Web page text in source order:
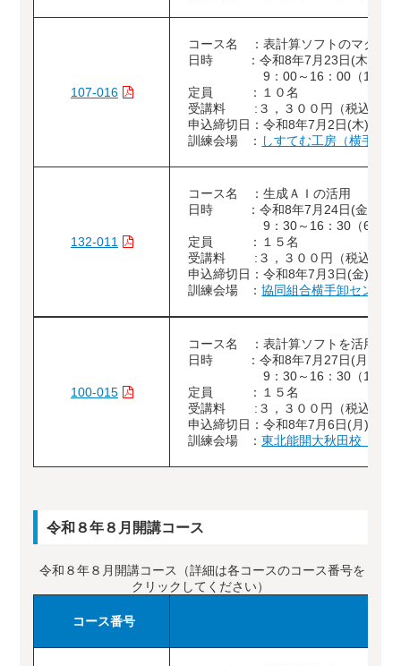
107-016
コース名 ：表計算ソフトのマクロ
日時 ：令和8年7月23日(木)、24
9：00～16：00（12時間
定員 ：１０名
受講料 :３，３００円（税込）
申込締切日：令和8年7月2日(木)
訓練会場 ： しすてむ工房（横手市）
132-011
コース名 ：生成ＡＩの活用
日時 ：令和8年7月24日(金)
9：30～16：30（6時間
定員 ：１５名
受講料 :３，３００円（税込）
申込締切日：令和8年7月3日(金)
訓練会場 ：協同組合横手卸センタ
100-015
コース名 ：表計算ソフトを活用し
日時 ：令和8年7月27日(月)、28
9：30～16：30（12時間
定員 ：１５名
受講料 :３，３００円（税込）
申込締切日：令和8年7月6日(月)
訓練会場 ：東北能開大秋田校（大
令和８年８月開講コース
令和８年８月開講コース（詳細は各コースのコース番号を
クリックしてください）
コース番号